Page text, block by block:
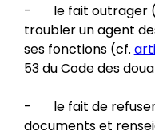
- le fait outrager
troubler un agent
ses fonctions (cf.
53 du Code des
- le fait de refuser
documents et